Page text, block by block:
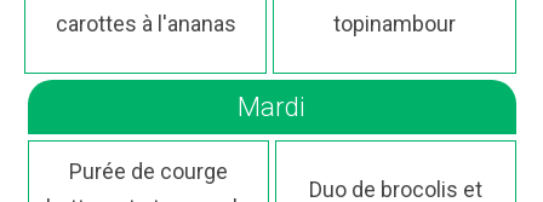
carottes à l'ananas
topinambour
Mardi
Purée de courge
Duo de brocolis et